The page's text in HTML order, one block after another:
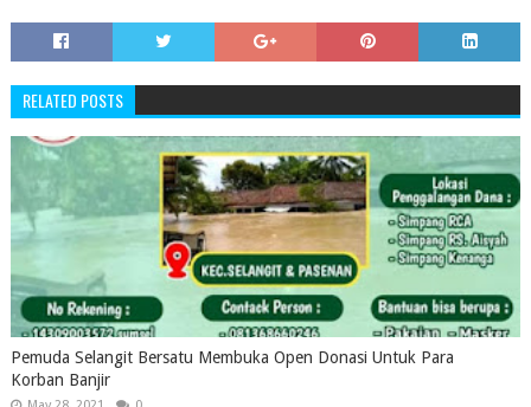
RELATED POSTS
Pemuda Selangit Bersatu Membuka Open Donasi Untuk Para
Korban Banjir